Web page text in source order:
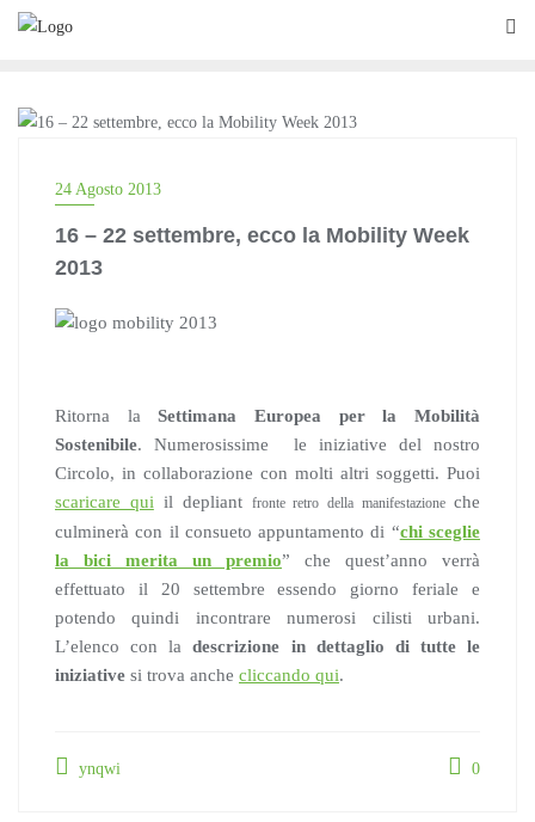
Skip
24 Agosto 2013
16 – 22 settembre, ecco la Mobility Week
2013
Ritorna laSettimana Europea per la Mobilità
Sostenibile. Numerosissime le iniziative del nostro
Circolo, in collaborazione con molti altri soggetti. Puoi
scaricare qui il depliant fronte retrodella manifestazione che
culminerà con il consueto appuntamento di “chi sceglie
la bici merita un premio” che quest’anno verrà
effettuato il 20 settembre essendo giorno feriale e
potendo quindi incontrare numerosi cilisti urbani.
L’elenco con ladescrizione in dettaglio di tutte le
iniziative si trova anche cliccando qui.
ynqwi 0